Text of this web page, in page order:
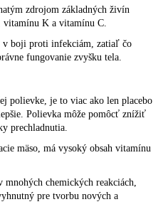
zdrojom základných živín
vitamínu K a vitamínu C.
boji proti infekciám, zatiaľ čo
fungovanie zvyšku tela.
polievke, je to viac ako len placebo
Polievka môže pomôcť znížiť
prechladnutia.
mäso, má vysoký obsah vitamínu
chemických reakciách,
pre tvorbu nových a